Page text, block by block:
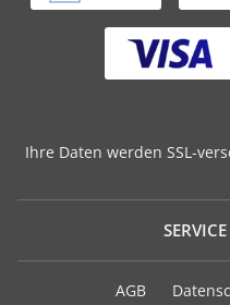
Ihre Daten werden SSL-
AGB